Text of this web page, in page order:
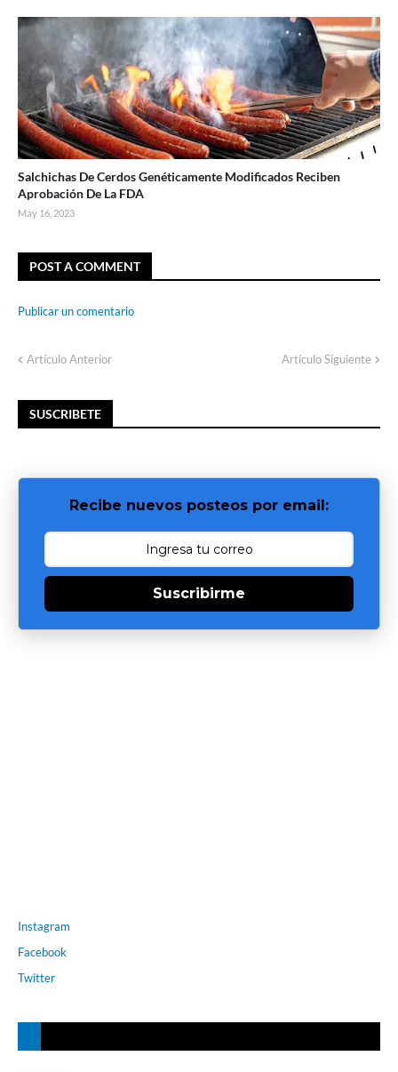
Salchichas De Cerdos Genéticamente Modificados Reciben
Aprobación De La FDA
May 16, 2023
POST A COMMENT
Publicar un comentario
Artículo Anterior Artículo Siguiente
SUSCRIBETE
Recibe nuevos posteos por email:
Suscribirme
Instagram
Facebook
Twitter